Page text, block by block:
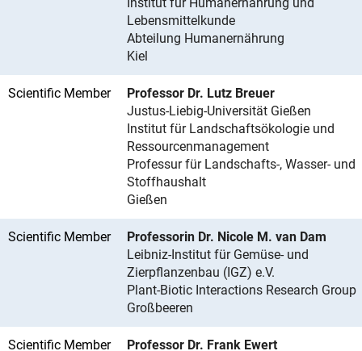
Lebensmittelkunde
Abteilung Humanernährung
Kiel
Scientific Member
Professor Dr. Lutz Breuer
Justus-Liebig-Universität Gießen
Institut für Landschaftsökologie und
Ressourcenmanagement
Professur für Landschafts-, Wasser- und
Stoffhaushalt
Gießen
Scientific Member
Professorin Dr. Nicole M. van Dam
Leibniz-Institut für Gemüse- und
Zierpflanzenbau (IGZ) e.V.
Plant-Biotic Interactions Research Group
Großbeeren
Scientific Member
Professor Dr. Frank Ewert